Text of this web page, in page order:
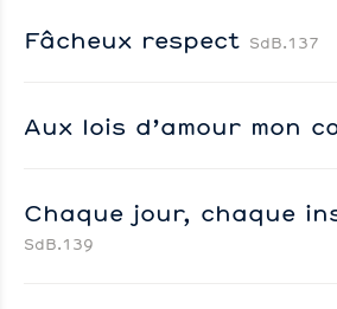
Fâcheux respect SdB.137
Aux lois d’amour mon
Chaque jour, chaque
SdB.139